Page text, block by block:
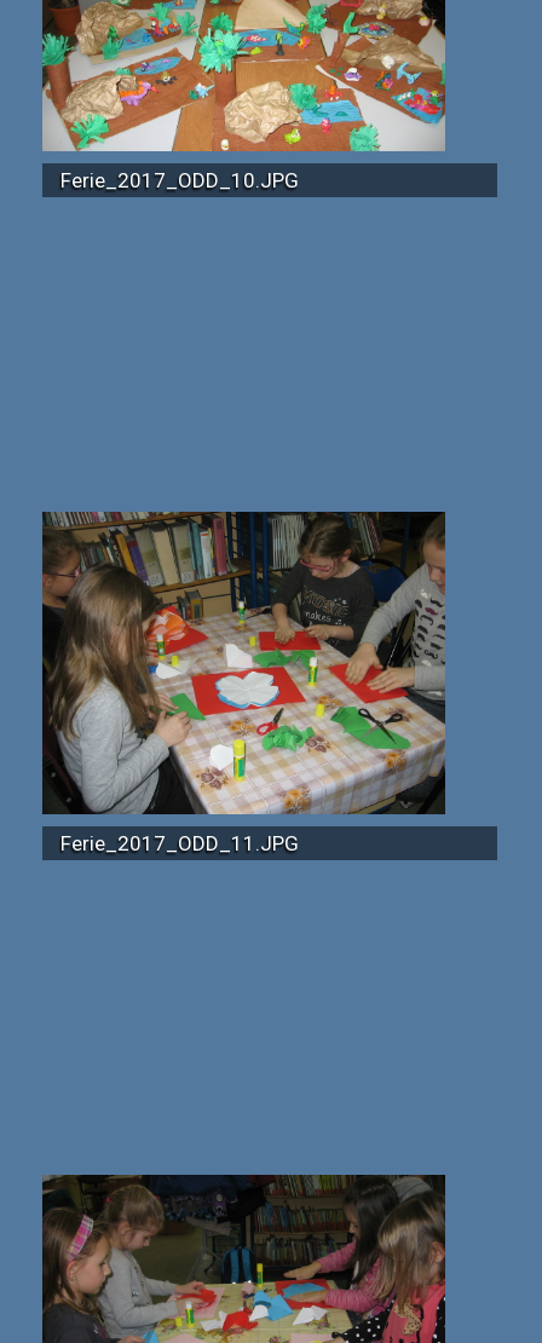
Ferie_2017_ODD_10.JPG
Ferie_2017_ODD_11.JPG